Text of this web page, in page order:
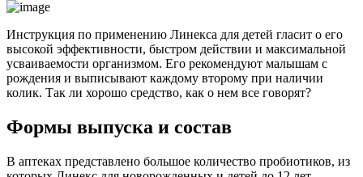
Инструкция по применению Линекса для детей гласит о его
высокой эффективности, быстром действии и максимальной
усваиваемости организмом. Его рекомендуют малышам с
рождения и выписывают каждому второму при наличии
колик. Так ли хорошо средство, как о нем все говорят?
Формы выпуска и состав
В аптеках представлено большое количество пробиотиков, из